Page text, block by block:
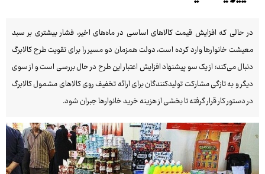
در حالی که افزایش قیمت کالاهای اساسی در ماه‌های اخیر، فشار بیشتری بر سبد
معیشت خانوارها وارد کرده است، دولت همزمان دو مسیر را برای تقویت طرح کالابرگ
دنبال می‌کند؛ از یک سو پیشنهاد افزایش اعتبار این طرح در حال بررسی است و از سوی
دیگر و به تازگی مشارکت تولیدکنندگان برای ارائه تخفیف روی کالاهای مشمول کالابرگ
در دستور کار قرار گرفته تا بخشی از هزینه خرید خانوارها جبران شود.